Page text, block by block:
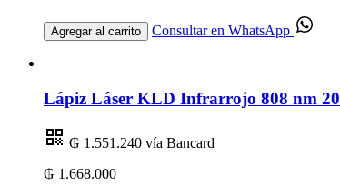
Agregar al carrito Consultar en WhatsApp
Lápiz Láser KLD Infrarrojo 808 nm
₲ 1.551.240 vía Bancard
₲ 1.668.000